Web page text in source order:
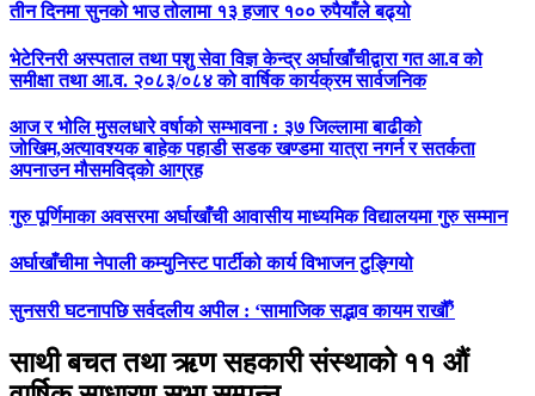
तीन दिनमा सुनको भाउ तोलामा १३ हजार १०० रुपैयाँले बढ्यो
भेटेरिनरी अस्पताल तथा पशु सेवा विज्ञ केन्द्र अर्घाखाँचीद्वारा गत आ.व को
समीक्षा तथा आ.व. २०८३/०८४ को वार्षिक कार्यक्रम सार्वजनिक
आज र भोलि मुसलधारे वर्षाको सम्भावना : ३७ जिल्लामा बाढीको
जोखिम,अत्यावश्यक बाहेक पहाडी सडक खण्डमा यात्रा नगर्न र सतर्कता
अपनाउन मौसमविद्काे आग्रह
गुरु पूर्णिमाका अवसरमा अर्घाखाँची आवासीय माध्यमिक विद्यालयमा गुरु सम्मान
अर्घाखाँचीमा नेपाली कम्युनिस्ट पार्टीको कार्य विभाजन टुङ्गियो
सुनसरी घटनापछि सर्वदलीय अपील : ‘सामाजिक सद्भाव कायम राखौँ’
साथी बचत तथा ऋण सहकारी संस्थाको ११ औं